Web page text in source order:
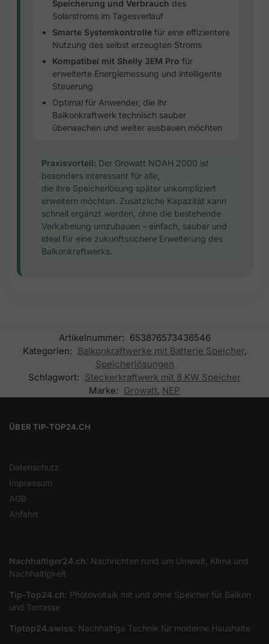
Speicherung und Verbrauch des
Solarstroms im Tagesverlauf
Smarte Systemkontrolle für eine effizientere
Nutzung des selbst erzeugten Stroms
Kompatibel mit Shelly 3EM Pro für
erweiterte Energiemessung und intelligente
Steuerung
Optimal für Anwender, die ihr
Balkonkraftwerk technisch sauber
überwachen und weiter ausbauen möchten
Praxisvorteil: Der Growatt NOAH 2000 ist
besonders interessant für alle,
die ihre Speicherlösung später unkompliziert
erweitern möchten. Zusätzliche Kapazität kann
schnell ergänzt werden, ohne die bestehende
Verkabelung umzubauen – einfach, sauber und
ideal für eine zukunftssichere Erweiterung des
Balkonkraftwerks.
Artikelnummer: 653876573436546
Kategorien: Balkonkraftwerke mit Batterie Speicher,
Speicherlösungen
Schlagwort: Steckerkraftwerk mit 8 KW Speicher
Marke: Growatt, NEP
ÜBER TIP-TOP24.CH
Datenschutz
Impressum
AGB
Anfahrt
Nachhaltiger24.ch: Nachrichten rund um Umwelt, Klima und
Nachhaltigkeit
Tip-Top24.ch: Photovoltaik mit und ohne Speicher für Balkon
und Terrasse
Tiptop24.swiss: Nachhaltige Technik für moderne Haushalte